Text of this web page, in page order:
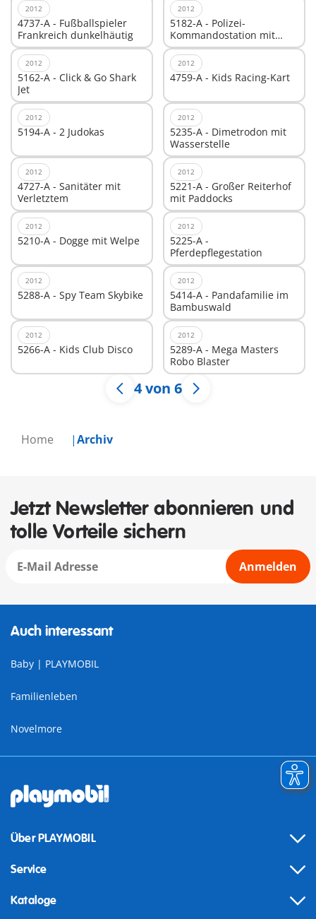
Home Archiv
2012
4737-A - Fußballspieler
Frankreich dunkelhäutig
2012
5182-A - Polizei-
Kommandostation mit
Alarmanlage
2012
5162-A - Click & Go Shark
Jet
2012
4759-A - Kids Racing-Kart
2012
5194-A - 2 Judokas
2012
5235-A - Dimetrodon mit
Wasserstelle
2012
4727-A - Sanitäter mit
Verletztem
2012
5221-A - Großer Reiterhof
mit Paddocks
2012
5210-A - Dogge mit Welpe
2012
5225-A -
Pferdepflegestation
2012
5288-A - Spy Team Skybike
2012
5414-A - Pandafamilie im
Bambuswald
2012
5266-A - Kids Club Disco
2012
5289-A - Mega Masters
Robo Blaster
4 von 6
Jetzt Newsletter abonnieren und
tolle Vorteile sichern
Anmelden
Auch interessant
Baby | PLAYMOBIL
Familienleben
Novelmore
Über PLAYMOBIL
Service
Kataloge